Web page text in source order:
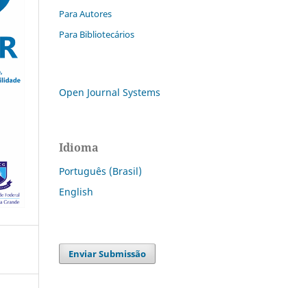
Para Autores
Para Bibliotecários
Open Journal Systems
Idioma
Português (Brasil)
English
Enviar Submissão